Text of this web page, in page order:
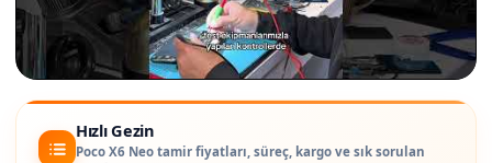
Hızlı Gezin
Poco X6 Neo tamir fiyatları, süreç, kargo ve sık sorulan